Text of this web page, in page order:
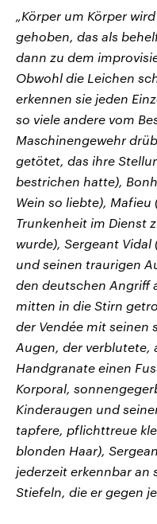
„Körper um Körper
gehoben, das als
dann zu dem
Obwohl die Leichen
erkennen sie jeden
so viele andere vom
Maschinengewehr
getötet, das ihre
bestrichen hatte),
Wein so liebte),
Trunkenheit im Dienst
wurde), Sergeant
und seinen traurigen
den deutschen Angriff
mitten in die Stirn
der Vendée mit seinen
Augen, der verblutete,
Handgranate einen
Korporal,
Kinderaugen und
tapfere, pflichttreue
blonden Haar),
jederzeit erkennbar an
Stiefeln, die er gegen